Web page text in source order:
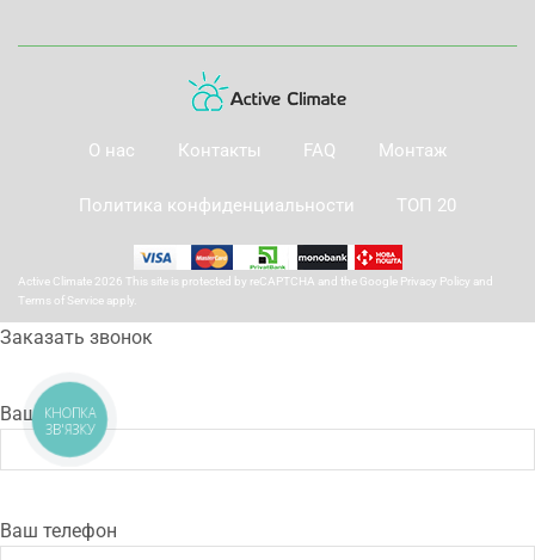
О нас Контакты FAQ Монтаж
Политика конфиденциальности ТОП 20
Active Climate 2026 This site is protected by reCAPTCHA and the Google Privacy Policy and
Terms of Service apply.
Заказать звонок
Ваше имя
Ваш телефон
КНОПКА
ЗВ'ЯЗКУ